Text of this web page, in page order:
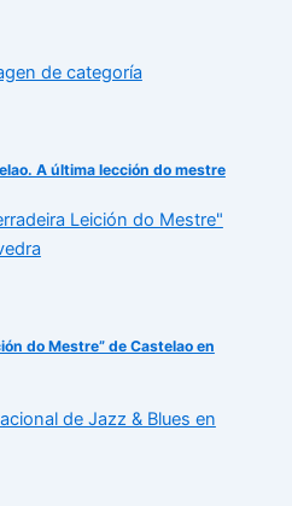
A última lección do mestre
do Mestre” de Castelao en